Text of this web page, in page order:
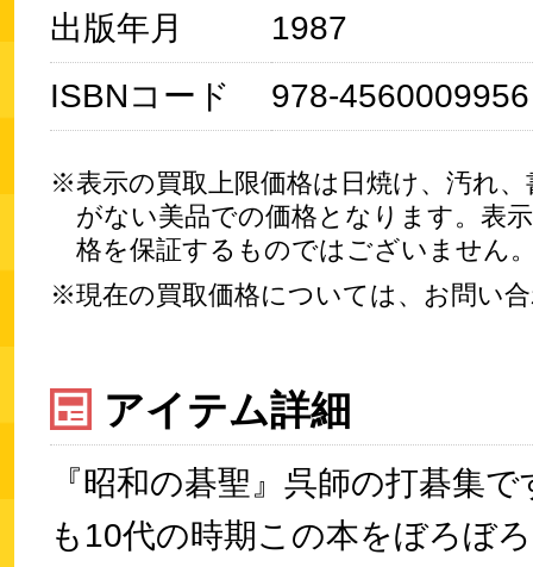
出版年月
1987
ISBNコード
978-4560009956
表示の買取上限価格は日焼け、汚れ
がない美品での価格となります。表
格を保証するものではございません
現在の買取価格については、お問い
アイテム詳細
『昭和の碁聖』呉師の打碁集
も10代の時期この本をぼろぼ